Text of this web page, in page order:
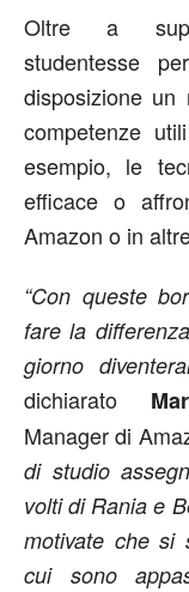
Oltre a
studentesse
disposizione un
competenze
esempio, le
efficace o
Amazon o in
“Con queste
fare la
giorno
dichiarato
Manager di
di studio
volti di Rania e
motivate ​​che si
cui sono